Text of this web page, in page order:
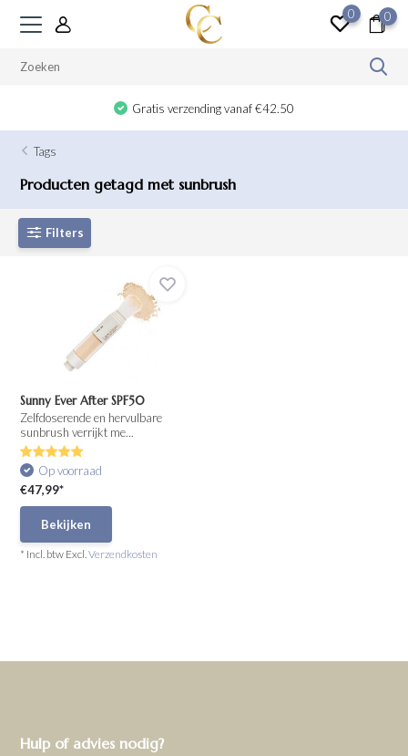
0 0
Gratis verzending vanaf €42.50
Tags
Producten getagd met sunbrush
Filters
Sunny Ever After SPF50
Zelfdoserende en hervulbare
sunbrush verrijkt me...
Op voorraad
€47,99*
Bekijken
* Incl. btw Excl.Verzendkosten
Hulp of advies nodig?